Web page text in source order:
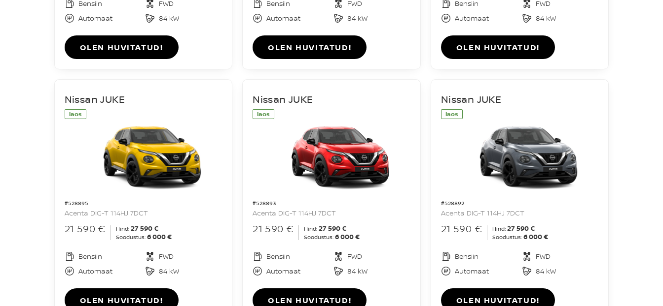
Bensiin
FWD
Automaat
84 kW
OLEN HUVITATUD!
Bensiin
FWD
Automaat
84 kW
OLEN HUVITATUD!
Bensiin
FWD
Automaat
84 kW
OLEN HUVITATUD!
laos
#528895
Nissan JUKE
Acenta DIG-T 114HJ 7DCT
21 590 € Hind: 27 590 €
Soodustus: 6 000 €
Bensiin
FWD
Automaat
84 kW
OLEN HUVITATUD!
laos
#528893
Nissan JUKE
Acenta DIG-T 114HJ 7DCT
21 590 € Hind: 27 590 €
Soodustus: 6 000 €
Bensiin
FWD
Automaat
84 kW
OLEN HUVITATUD!
laos
#528892
Nissan JUKE
Acenta DIG-T 114HJ 7DCT
21 590 € Hind: 27 590 €
Soodustus: 6 000 €
Bensiin
FWD
Automaat
84 kW
OLEN HUVITATUD!